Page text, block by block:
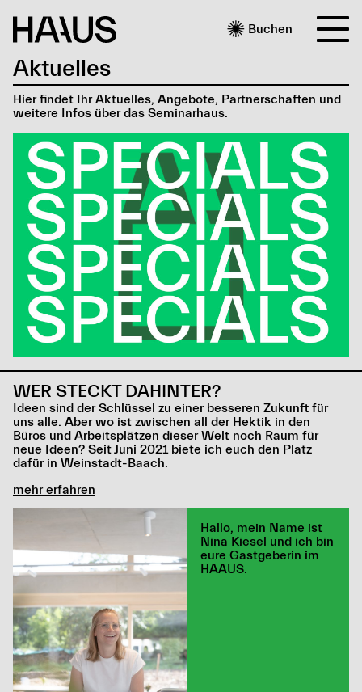
 Buchen
Aktuelles
Hier findet Ihr Aktuelles, Angebote, Partnerschaften und
weitere Infos über das Seminarhaus.
WER STECKT DAHINTER?
Ideen sind der Schlüssel zu einer besseren Zukunft für
uns alle. Aber wo ist zwischen all der Hektik in den
Büros und Arbeitsplätzen dieser Welt noch Raum für
neue Ideen? Seit Juni 2021 biete ich euch den Platz
dafür in Weinstadt-Baach.
mehr erfahren
Hallo, mein Name ist
Nina Kiesel und ich bin
eure Gastgeberin im
HAAUS.